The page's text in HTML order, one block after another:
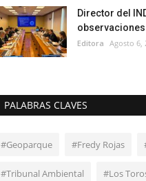
Director del
Editora Agosto 6,
PALABRAS CLAVES
#Geoparque #Fredy Rojas
#Tribunal Ambiental #Los